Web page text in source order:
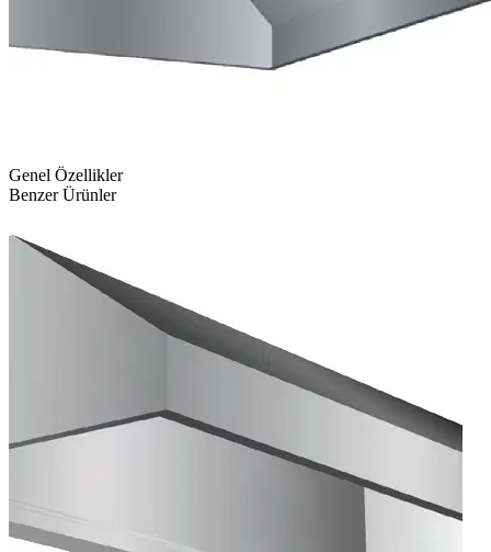
Genel Özellikler
Benzer Ürünler